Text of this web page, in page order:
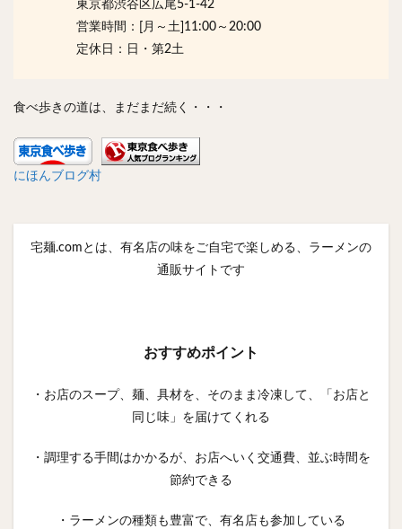
東京都渋谷区広尾5-1-42
営業時間：[月～土]11:00～20:00
定休日：日・第2土
食べ歩きの道は、まだまだ続く・・・
にほんブログ村
宅麺.comとは、有名店の味をご自宅で楽しめる、ラーメンの
通販サイトです
おすすめポイント
・お店のスープ、麺、具材を、そのまま冷凍して、「お店と
同じ味」を届けてくれる
・調理する手間はかかるが、お店へいく交通費、並ぶ時間を
節約できる
・ラーメンの種類も豊富で、有名店も参加している